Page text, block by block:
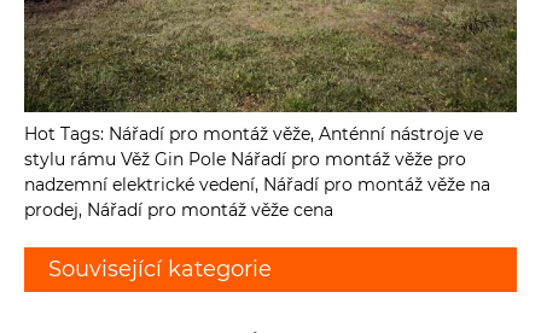
Hot Tags: Nářadí pro montáž věže, Anténní nástroje ve
stylu rámu Věž Gin Pole Nářadí pro montáž věže pro
nadzemní elektrické vedení, Nářadí pro montáž věže na
prodej, Nářadí pro montáž věže cena
Související kategorie